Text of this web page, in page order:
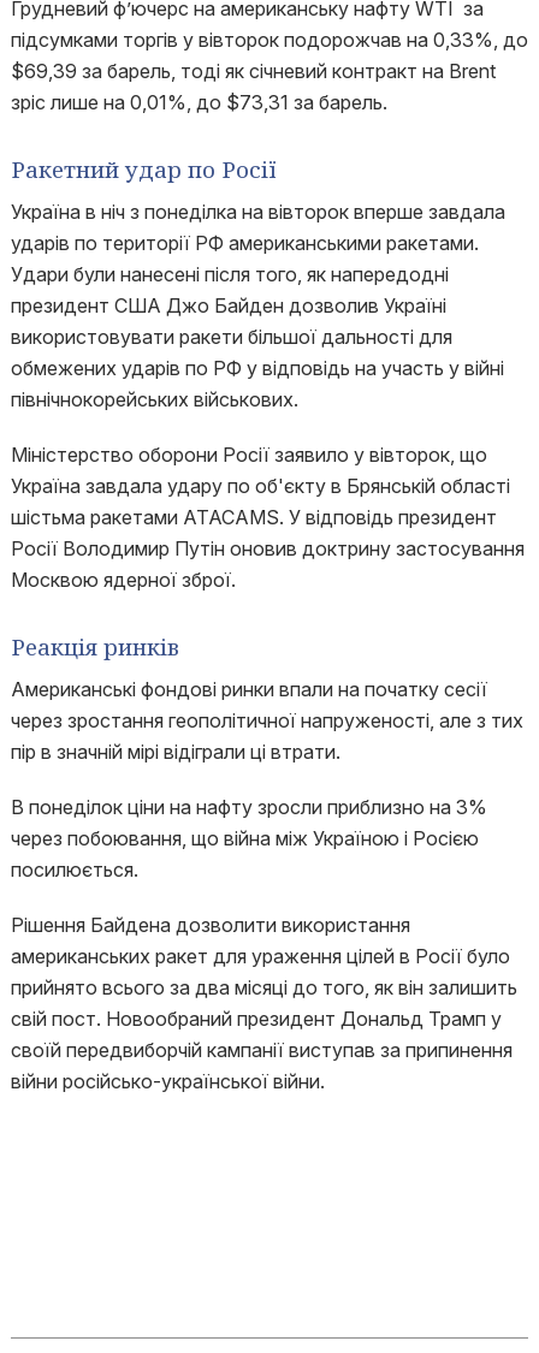
Грудневий ф’ючерс на американську нафту WTI за
підсумками торгів у вівторок подорожчав на 0,33%, до
$69,39 за барель, тоді як січневий контракт на Brent
зріс лише на 0,01%, до $73,31 за барель.
Ракетний удар по Росії
Україна в ніч з понеділка на вівторок вперше завдала
ударів по території РФ американськими ракетами.
Удари були нанесені після того, як напередодні
президент США Джо Байден дозволив Україні
використовувати ракети більшої дальності для
обмежених ударів по РФ у відповідь на участь у війні
північнокорейських військових.
Міністерство оборони Росії заявило у вівторок, що
Україна завдала удару по об'єкту в Брянській області
шістьма ракетами ATACAMS. У відповідь президент
Росії Володимир Путін оновив доктрину застосування
Москвою ядерної зброї.
Реакція ринків
Американські фондові ринки впали на початку сесії
через зростання геополітичної напруженості, але з тих
пір в значній мірі відіграли ці втрати.
В понеділок ціни на нафту зросли приблизно на 3%
через побоювання, що війна між Україною і Росією
посилюється.
Рішення Байдена дозволити використання
американських ракет для ураження цілей в Росії було
прийнято всього за два місяці до того, як він залишить
свій пост. Новообраний президент Дональд Трамп у
своїй передвиборчій кампанії виступав за припинення
війни російсько-української війни.